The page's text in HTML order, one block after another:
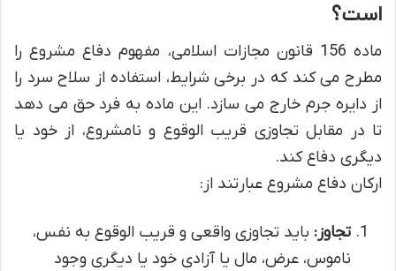
است؟
ماده 156 قانون مجازات اسلامی، مفهوم دفاع مشروع را
مطرح می کند که در برخی شرایط، استفاده از سلاح سرد را
از دایره جرم خارج می سازد. این ماده به فرد حق می دهد
تا در مقابل تجاوزی قریب الوقوع و نامشروع، از خود یا
دیگری دفاع کند.
ارکان دفاع مشروع عبارتند از:
تجاوز: باید تجاوزی واقعی و قریب الوقوع به نفس،
ناموس، عرض، مال یا آزادی خود یا دیگری وجود